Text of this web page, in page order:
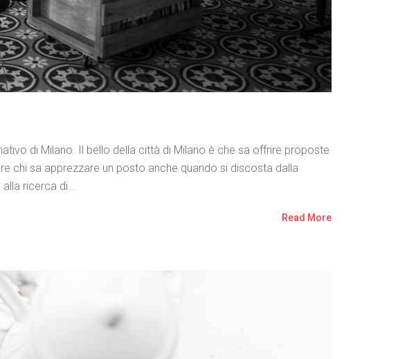
di Milano. Il bello della città di Milano è che sa offrire proposte
chi sa apprezzare un posto anche quando si discosta dalla
ricerca di...
Read More